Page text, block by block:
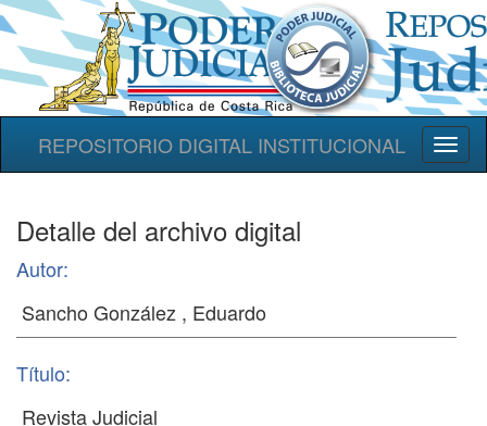
REPOSITORIO DIGITAL INSTITUCIONAL
Detalle del archivo digital
Autor:
Título: